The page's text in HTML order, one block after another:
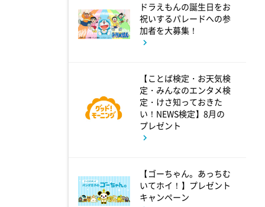
よる 9:54
報道ステーション
11:10
熱闘甲子園 涙は、強さにな
る。
And One
ドラえもんの誕生日をお
祝いするパレードへの参
加者を大募集！
【ことば検定・お天気検
定・みんなのエンタメ検
定・けさ知っておきた
い！NEWS検定】8月の
プレゼント
【ゴーちゃん。あっちむ
いてホイ！】プレゼント
キャンペーン